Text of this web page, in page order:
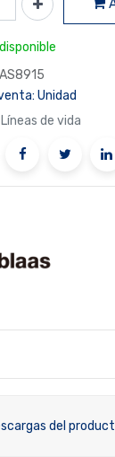
Unidad
Líneas de vida
del